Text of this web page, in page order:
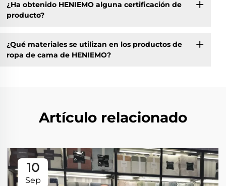
¿Ha obtenido HENIEMO alguna certificación de
producto?
¿Qué materiales se utilizan en los productos de
ropa de cama de HENIEMO?
Artículo relacionado
10
Sep